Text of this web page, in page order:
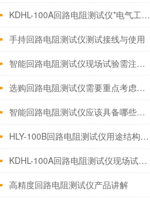
KDHL-100A回路电阻测试仪*电气工作原理说明
手持回路电阻测试仪测试接线与使用
智能回路电阻测试仪现场试验需注意的问题
选购回路电阻测试仪需要重点考虑哪些事项?
智能回路电阻测试仪应该具备哪些基本功能
HLY-100B回路电阻测试仪用途结构使用方法
KDHL-100A回路电阻测试仪现场试验常见问题：
高精度回路电阻测试仪产品讲解